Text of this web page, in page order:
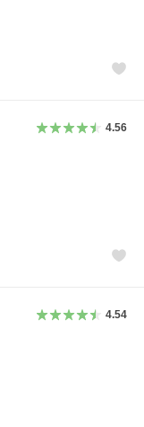
4.56
4.54